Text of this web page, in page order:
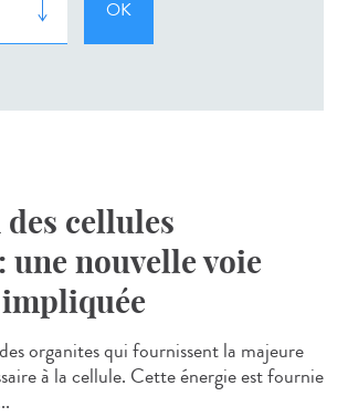
cellules
une nouvelle voie
organites qui fournissent la majeure
à la cellule. Cette énergie est fournie